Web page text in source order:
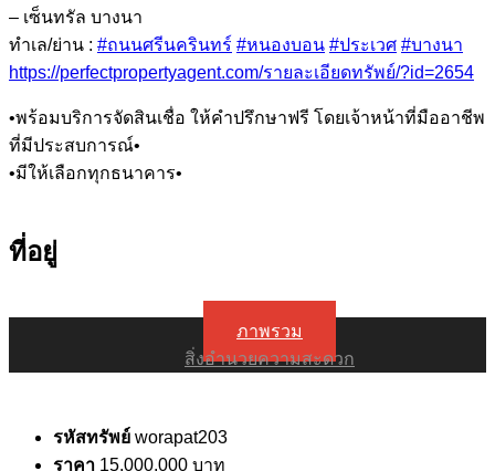
– เซ็นทรัล บางนา
ทำเล/ย่าน : #ถนนศรีนครินทร์ #หนองบอน #ประเวศ #บางนา
https://perfectpropertyagent.com/รายละเอียดทรัพย์/?id=2654
•พร้อมบริการจัดสินเชื่อ ให้คำปรึกษาฟรี โดยเจ้าหน้าที่มืออาชีพ
ที่มีประสบการณ์•
•มีให้เลือกทุกธนาคาร•
ที่อยู่
ภาพรวม
สิ่งอำนวยความสะดวก
รหัสทรัพย์ worapat203
ราคา 15,000,000 บาท